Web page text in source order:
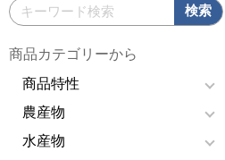
商品カテゴリーから
商品特性
農産物
水産物